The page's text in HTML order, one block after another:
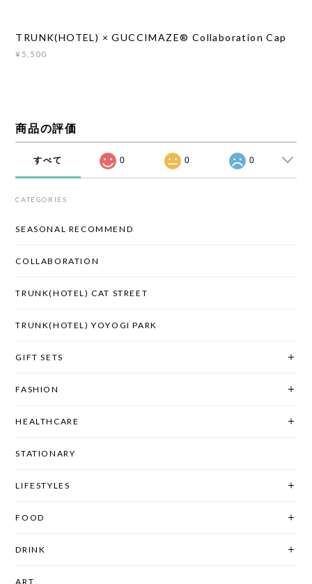
TRUNK(HOTEL) × GUCCIMAZE®︎ Collaboration Cap
¥5,500
商品の評価
すべて 0 0 0
CATEGORIES
SEASONAL RECOMMEND
COLLABORATION
TRUNK(HOTEL) CAT STREET
TRUNK(HOTEL) YOYOGI PARK
GIFT SETS
FASHION
HEALTHCARE
STATIONARY
LIFESTYLES
FOOD
DRINK
ART